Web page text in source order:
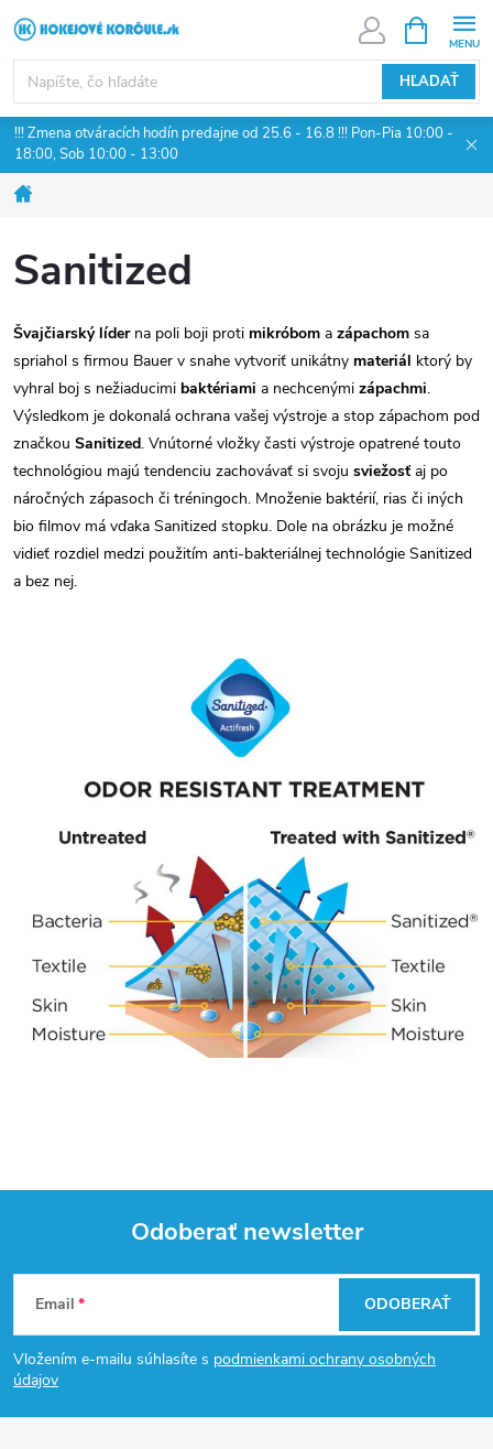
Prejsť
na
obsah
HĽADAŤ
KOŠÍK
!!! Zmena otváracích hodín predajne od 25.6 - 16.8 !!! Pon-Pia 10:00 -
18:00, Sob 10:00 - 13:00
Sanitized
Švajčiarský líderna poli boji proti mikróbom a zápachom sa
spriahol s firmou Bauer v snahe vytvoriť unikátny materiál ktorý by
vyhral boj s nežiaducimi baktériami a nechcenými zápachmi.
Výsledkom je dokonalá ochrana vašej výstroje a stop zápachom pod
značkou Sanitized. Vnútorné vložky časti výstroje opatrené touto
technológiou majú tendenciu zachovávať si svoju sviežosť aj po
náročných zápasoch či tréningoch. Množenie baktérií, rias či iných
bio filmov má vďaka Sanitized stopku. Dole na obrázku je možné
vidieť rozdiel medzi použitím anti-bakteriálnej technológie Sanitized
a bez nej.
Z
á
p
Odoberať newsletter
Email
Vložením e-mailu súhlasíte s podmienkami ochrany osobných
údajov
ODOBERAŤ